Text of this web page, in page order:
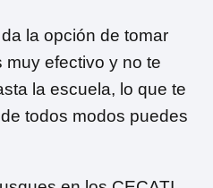
la opción de tomar
efectivo y no te
la escuela, lo que te
todos modos puedes